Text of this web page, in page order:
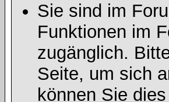
Sie sind im
Funktionen im
zugänglich.
Seite, um sich
können Sie